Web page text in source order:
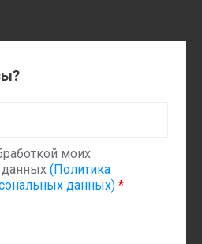
моих
данных (Политика
данных) *